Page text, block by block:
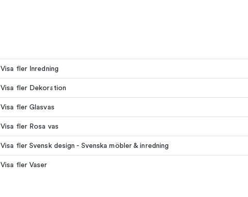
Visa fler Inredning
Visa fler Dekoration
Visa fler Glasvas
Visa fler Rosa vas
Visa fler Svensk design - Svenska möbler & inredning
Visa fler Vaser